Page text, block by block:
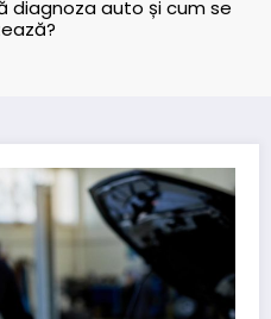
diagnoza auto și cum se